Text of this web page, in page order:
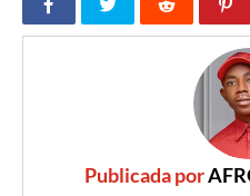
Publicada por